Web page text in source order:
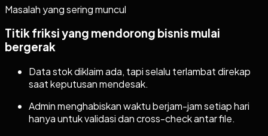
Masalah yang sering muncul
Titik friksi yang mendorong bisnis mulai
bergerak
Data stok diklaim ada, tapi selalu terlambat direkap
saat keputusan mendesak.
Admin menghabiskan waktu berjam-jam setiap hari
hanya untuk validasi dan cross-check antar file.